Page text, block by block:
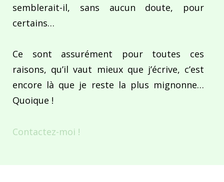
semblerait-il, sans aucun doute, pour
certains…
Ce sont assurément pour toutes ces
raisons, qu’il vaut mieux que j’écrive, c’est
encore là que je reste la plus mignonne…
Quoique !
Contactez-moi !